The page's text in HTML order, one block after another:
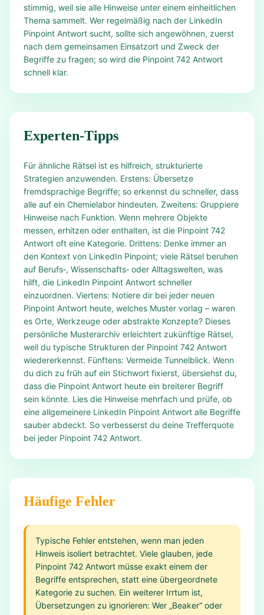
stimmig, weil sie alle Hinweise unter einem einheitlichen
Thema sammelt. Wer regelmäßig nach der LinkedIn
Pinpoint Antwort sucht, sollte sich angewöhnen, zuerst
nach dem gemeinsamen Einsatzort und Zweck der
Begriffe zu fragen; so wird die Pinpoint 742 Antwort
schnell klar.
Experten-Tipps
Für ähnliche Rätsel ist es hilfreich, strukturierte
Strategien anzuwenden. Erstens: Übersetze
fremdsprachige Begriffe; so erkennst du schneller, dass
alle auf ein Chemielabor hindeuten. Zweitens: Gruppiere
Hinweise nach Funktion. Wenn mehrere Objekte
messen, erhitzen oder enthalten, ist die Pinpoint 742
Antwort oft eine Kategorie. Drittens: Denke immer an
den Kontext von LinkedIn Pinpoint; viele Rätsel beruhen
auf Berufs‑, Wissenschafts‑ oder Alltagswelten, was
hilft, die LinkedIn Pinpoint Antwort schneller
einzuordnen. Viertens: Notiere dir bei jeder neuen
Pinpoint Antwort heute, welches Muster vorlag – waren
es Orte, Werkzeuge oder abstrakte Konzepte? Dieses
persönliche Musterarchiv erleichtert zukünftige Rätsel,
weil du typische Strukturen der Pinpoint 742 Antwort
wiedererkennst. Fünftens: Vermeide Tunnelblick. Wenn
du dich zu früh auf ein Stichwort fixierst, übersiehst du,
dass die Pinpoint Antwort heute ein breiterer Begriff
sein könnte. Lies die Hinweise mehrfach und prüfe, ob
eine allgemeinere LinkedIn Pinpoint Antwort alle Begriffe
sauber abdeckt. So verbesserst du deine Trefferquote
bei jeder Pinpoint 742 Antwort.
Häufige Fehler
Typische Fehler entstehen, wenn man jeden
Hinweis isoliert betrachtet. Viele glauben, jede
Pinpoint 742 Antwort müsse exakt einem der
Begriffe entsprechen, statt eine übergeordnete
Kategorie zu suchen. Ein weiterer Irrtum ist,
Übersetzungen zu ignorieren: Wer „Beaker“ oder